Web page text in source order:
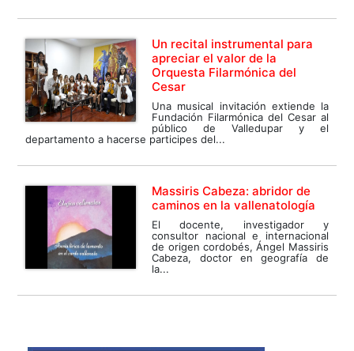
Un recital instrumental para
apreciar el valor de la
Orquesta Filarmónica del
Cesar
Una musical invitación extiende la
Fundación Filarmónica del Cesar al
público de Valledupar y el
departamento a hacerse participes del...
Massiris Cabeza: abridor de
caminos en la vallenatología
El docente, investigador y
consultor nacional e internacional
de origen cordobés, Ángel Massiris
Cabeza, doctor en geografía de
la...